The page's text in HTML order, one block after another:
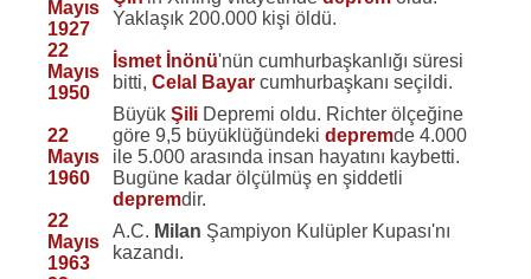
Mayıs
1927
Yaklaşık 200.000 kişi öldü.
22
Mayıs
1950
İsmet İnönü'nün cumhurbaşkanlığı süresi
bitti,Celal Bayar cumhurbaşkanı seçildi.
22
Mayıs
1960
BüyükŞili Depremi oldu. Richter ölçeğine
göre 9,5 büyüklüğündekidepremde 4.000
ile 5.000 arasında insan hayatını kaybetti.
Bugüne kadar ölçülmüş en şiddetli
depremdir.
22
Mayıs
1963
A.C. Milan Şampiyon Kulüpler Kupası'nı
kazandı.